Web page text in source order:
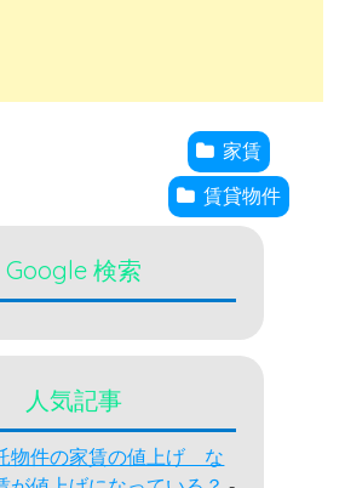
家賃
賃貸物件
Google 検索
人気記事
物件の家賃の値上げ な